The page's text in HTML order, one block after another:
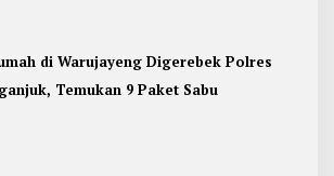
di Warujayeng Digerebek Polres
Temukan 9 Paket Sabu